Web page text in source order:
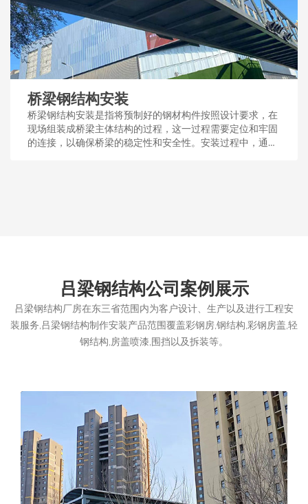
桥梁钢结构安装
桥梁钢结构安装是指将预制好的钢材构件按照设计要求，在
现场组装成桥梁主体结构的过程，这一过程需要定位和牢固
的连接，以确保桥梁的稳定性和安全性。安装过程中，通常
吕梁钢结构公司案例展示
吕梁钢结构厂房在东三省范围内为客户设计、生产以及进行工程安
装服务,吕梁钢结构制作安装产品范围覆盖彩钢房,钢结构,彩钢房盖,轻
钢结构,房盖喷漆,围挡以及拆装等。